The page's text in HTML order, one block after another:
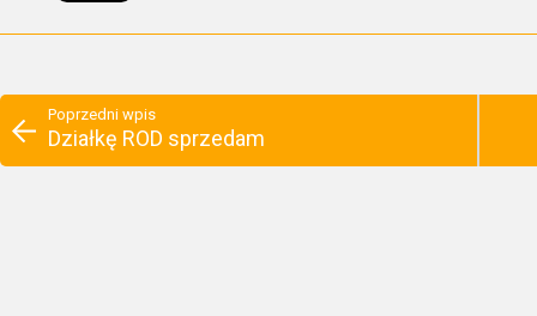
Poprzedni wpis
Działkę ROD sprzedam